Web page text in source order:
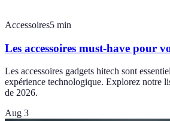
Accessoires5 min
Les accessoires must-have pour
Les accessoires gadgets hitech sont
expérience technologique. Explorez notre
de 2026.
Aug 3